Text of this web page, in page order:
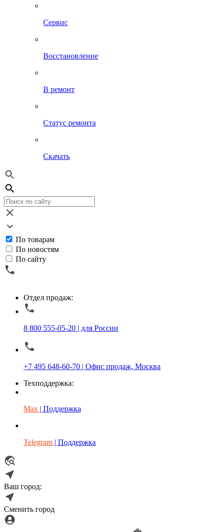
Сервис
Восстановление
В ремонт
Статус ремонта
Скачать
По товарам
По новостям
По сайту
Отдел продаж:
8 800 555-05-20 | для России
+7 495 648-60-70 | Офис продаж, Москва
Техподдержка:
Max | Поддержка
Telegram | Поддержка
Ваш город:
Сменить город